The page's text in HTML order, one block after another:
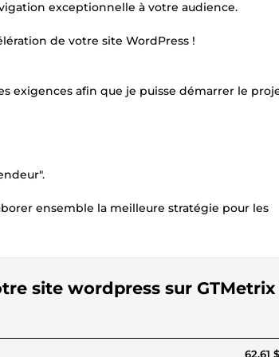
exceptionnelle à votre audience.
de votre site WordPress !
exigences afin que je puisse démarrer le
ensemble la meilleure stratégie pour les
site wordpress sur
62,61